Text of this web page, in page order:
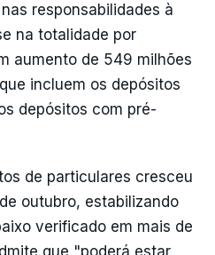
responsabilidades à
na totalidade por
aumento de 549 milhões
incluem os depósitos
depósitos com pré-
de particulares cresceu
outubro, estabilizando
verificado em mais de
que "poderá estar